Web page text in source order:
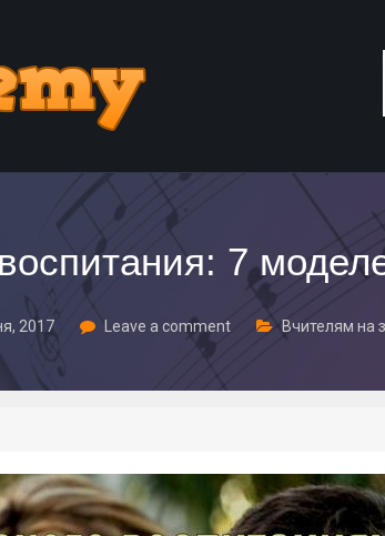
7
2017 Leave a comment Вчителям на